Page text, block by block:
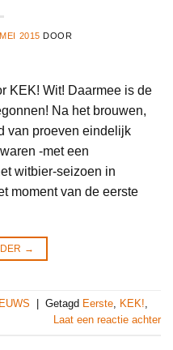
2015 DOOR
KEK! Wit! Daarmee is de
Na het brouwen,
van proeven eindelijk
-met een
witbier-seizoen in
moment van de eerste
→
Getagd Eerste KEK!
Laat een reactie achter